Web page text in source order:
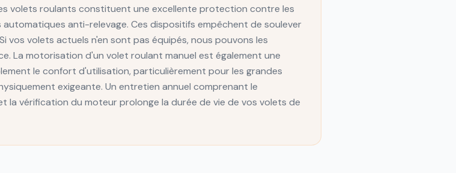
volets roulants constituent une excellente protection contre les
anti-relevage. Ces dispositifs empêchent de soulever
vos volets actuels n'en sont pas équipés, nous pouvons les
La motorisation d'un volet roulant manuel est également une
le confort d'utilisation, particulièrement pour les grandes
exigeante. Un entretien annuel comprenant le
la vérification du moteur prolonge la durée de vie de vos volets de